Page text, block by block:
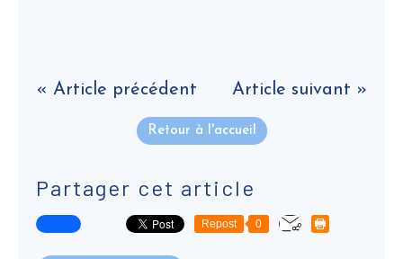
« Article précédent Article suivant »
Retour à l'accueil
Partager cet article
Repost 0